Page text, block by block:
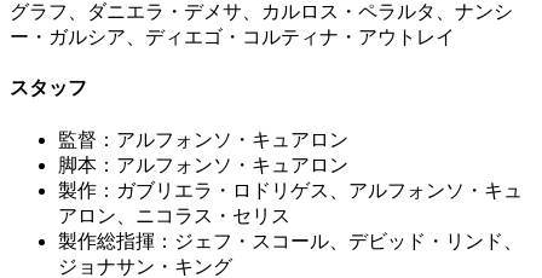
グラフ、ダニエラ・デメサ、カルロス・ペラルタ、ナンシ
ー・ガルシア、ディエゴ・コルティナ・アウトレイ
スタッフ
監督：アルフォンソ・キュアロン
脚本：アルフォンソ・キュアロン
製作：ガブリエラ・ロドリゲス、アルフォンソ・キュ
アロン、ニコラス・セリス
製作総指揮：ジェフ・スコール、デビッド・リンド、
ジョナサン・キング